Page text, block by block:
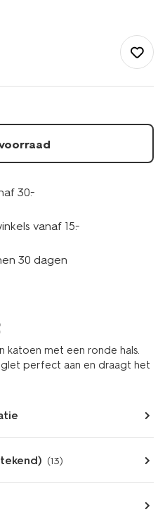
30.-
vanaf 15.-
30 dagen
katoen met een ronde hals.
perfect aan en draagt het
(13)